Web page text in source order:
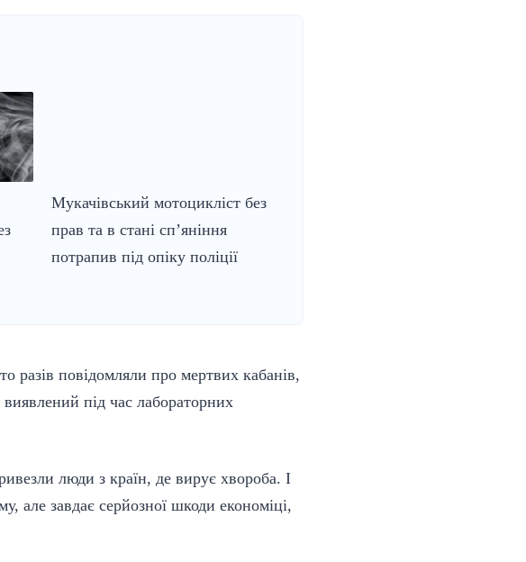
Мукачівський мотоцикліст без
прав та в стані сп’яніння
потрапив під опіку поліції
разів повідомляли про мертвих кабанів,
під час лабораторних
люди з країн, де вирує хвороба. І
але завдає серйозної шкоди економіці,